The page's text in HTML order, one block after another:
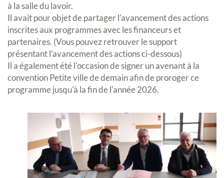
à la salle du lavoir.
Il avait pour objet de partager l'avancement des actions
inscrites aux programmes avec les financeurs et
partenaires. (Vous pouvez retrouver le support
présentant l'avancement des actions ci-dessous)
Il a également été l'occasion de signer un avenant à la
convention Petite ville de demain afin de proroger ce
programme jusqu'à la fin de l'année 2026.